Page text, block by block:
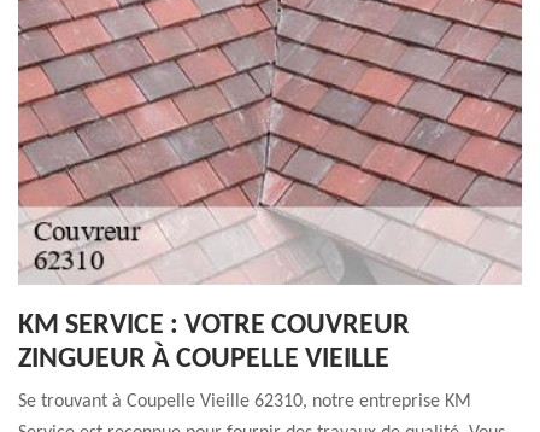
KM SERVICE : VOTRE COUVREUR
ZINGUEUR À COUPELLE VIEILLE
Se trouvant à Coupelle Vieille 62310, notre entreprise KM